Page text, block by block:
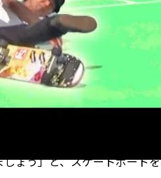
ケボー超初心者が技や乗る
ょう」と、スケートボード